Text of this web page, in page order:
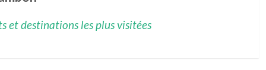
et destinations les plus visitées